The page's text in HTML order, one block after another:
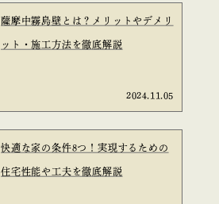
薩摩中霧島壁とは？メリットやデメリ
ット・施工方法を徹底解説
2024.11.05
快適な家の条件8つ！実現するための
住宅性能や工夫を徹底解説